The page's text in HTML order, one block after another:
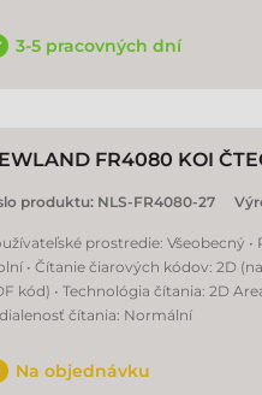
3-5 pracovných dní
FR4080 KOI
produktu: NLS-FR4080-27
prostredie: Všeobecný •
• Čítanie čiarových kódov: 2D
kód) • Technológia čítania: 2D
čítania: Normální
Na objednávku